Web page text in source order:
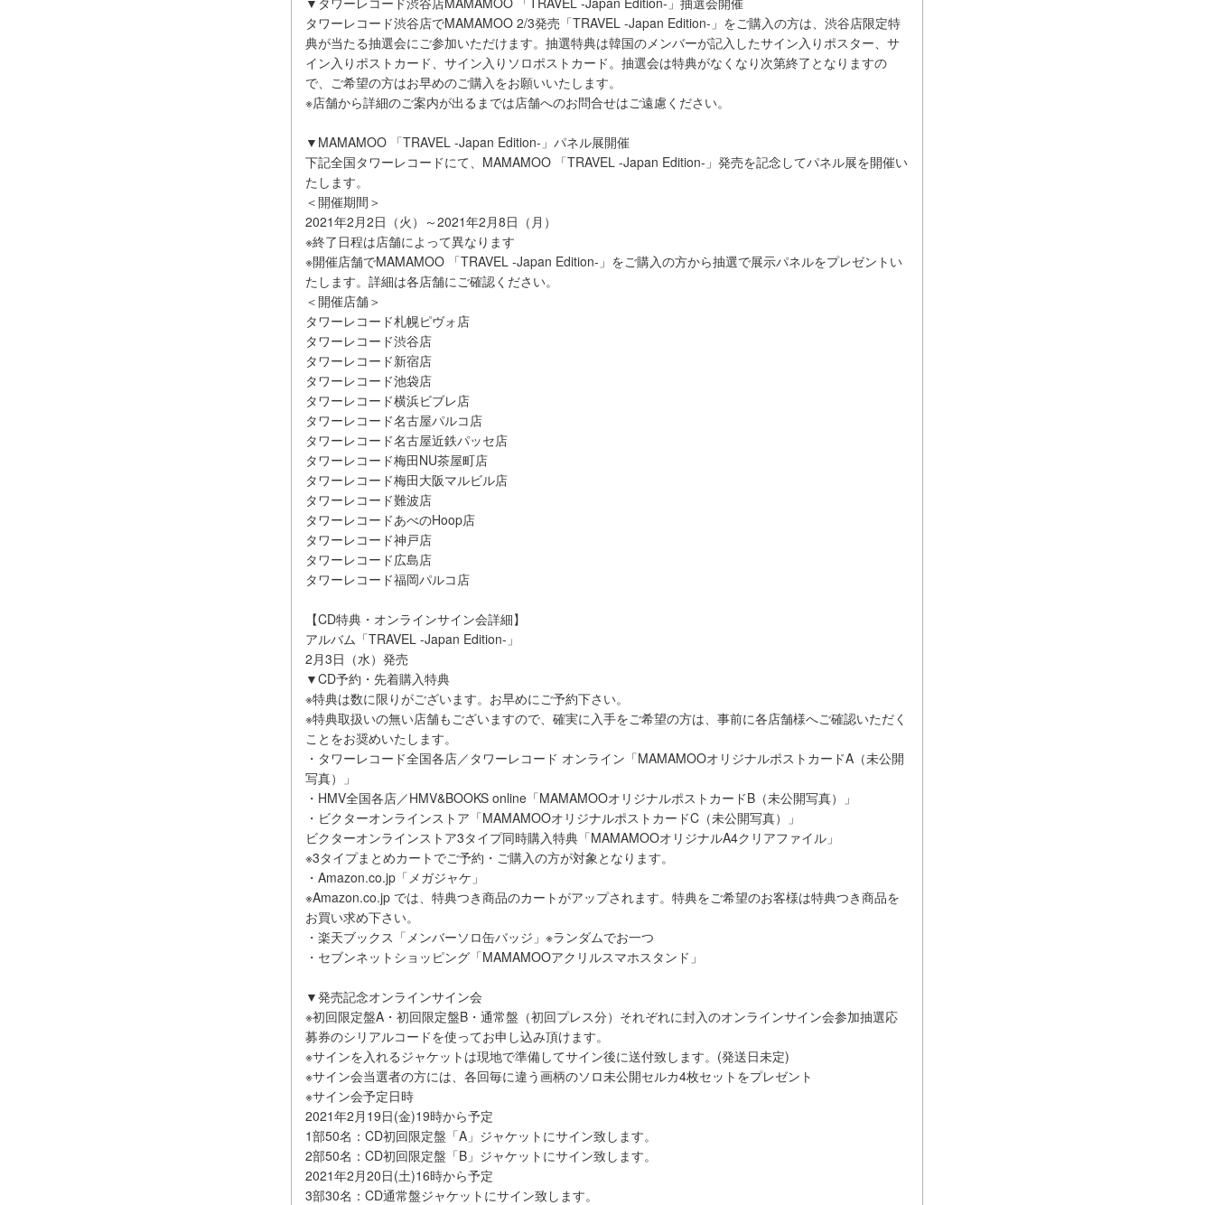
タワーレコード渋谷店でMAMAMOO 2/3発売「TRAVEL -Japan Edition-」をご購入の方は、渋谷店限定特
典が当たる抽選会にご参加いただけます。抽選特典は韓国のメンバーが記入したサイン入りポスター、サ
イン入りポストカード、サイン入りソロポストカード。抽選会は特典がなくなり次第終了となりますの
で、ご希望の方はお早めのご購入をお願いいたします。
※店舗から詳細のご案内が出るまでは店舗へのお問合せはご遠慮ください。
▼MAMAMOO 「TRAVEL -Japan Edition-」パネル展開催
下記全国タワーレコードにて、MAMAMOO 「TRAVEL -Japan Edition-」発売を記念してパネル展を開催い
たします。
＜開催期間＞
2021年2月2日（火）～2021年2月8日（月）
※終了日程は店舗によって異なります
※開催店舗でMAMAMOO 「TRAVEL -Japan Edition-」をご購入の方から抽選で展示パネルをプレゼントい
たします。詳細は各店舗にご確認ください。
＜開催店舗＞
タワーレコード札幌ピヴォ店
タワーレコード渋谷店
タワーレコード新宿店
タワーレコード池袋店
タワーレコード横浜ビブレ店
タワーレコード名古屋パルコ店
タワーレコード名古屋近鉄パッセ店
タワーレコード梅田NU茶屋町店
タワーレコード梅田大阪マルビル店
タワーレコード難波店
タワーレコードあべのHoop店
タワーレコード神戸店
タワーレコード広島店
タワーレコード福岡パルコ店
【CD特典・オンラインサイン会詳細】
アルバム「TRAVEL -Japan Edition-」
2月3日（水）発売
▼CD予約・先着購入特典
※特典は数に限りがございます。お早めにご予約下さい。
※特典取扱いの無い店舗もございますので、確実に入手をご希望の方は、事前に各店舗様へご確認いただく
ことをお奨めいたします。
・タワーレコード全国各店／タワーレコード オンライン「MAMAMOOオリジナルポストカードA（未公開
写真）」
・HMV全国各店／HMV&BOOKS online「MAMAMOOオリジナルポストカードB（未公開写真）」
・ビクターオンラインストア「MAMAMOOオリジナルポストカードC（未公開写真）」
ビクターオンラインストア3タイプ同時購入特典「MAMAMOOオリジナルA4クリアファイル」
※3タイプまとめカートでご予約・ご購入の方が対象となります。
・Amazon.co.jp「メガジャケ」
※Amazon.co.jp では、特典つき商品のカートがアップされます。特典をご希望のお客様は特典つき商品を
お買い求め下さい。
・楽天ブックス「メンバーソロ缶バッジ」※ランダムでお一つ
・セブンネットショッピング「MAMAMOOアクリルスマホスタンド」
▼発売記念オンラインサイン会
※初回限定盤A・初回限定盤B・通常盤（初回プレス分）それぞれに封入のオンラインサイン会参加抽選応
募券のシリアルコードを使ってお申し込み頂けます。
※サインを入れるジャケットは現地で準備してサイン後に送付致します。(発送日未定)
※サイン会当選者の方には、各回毎に違う画柄のソロ未公開セルカ4枚セットをプレゼント
※サイン会予定日時
2021年2月19日(金)19時から予定
1部50名：CD初回限定盤「A」ジャケットにサイン致します。
2部50名：CD初回限定盤「B」ジャケットにサイン致します。
2021年2月20日(土)16時から予定
3部30名：CD通常盤ジャケットにサイン致します。